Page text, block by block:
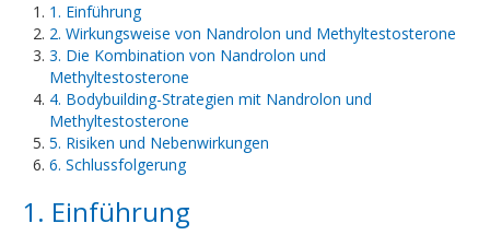
1. Einführung
2. Wirkungsweise von Nandrolon und Methyltestosterone
3. Die Kombination von Nandrolon und
Methyltestosterone
4. Bodybuilding-Strategien mit Nandrolon und
Methyltestosterone
5. Risiken und Nebenwirkungen
6. Schlussfolgerung
1. Einführung